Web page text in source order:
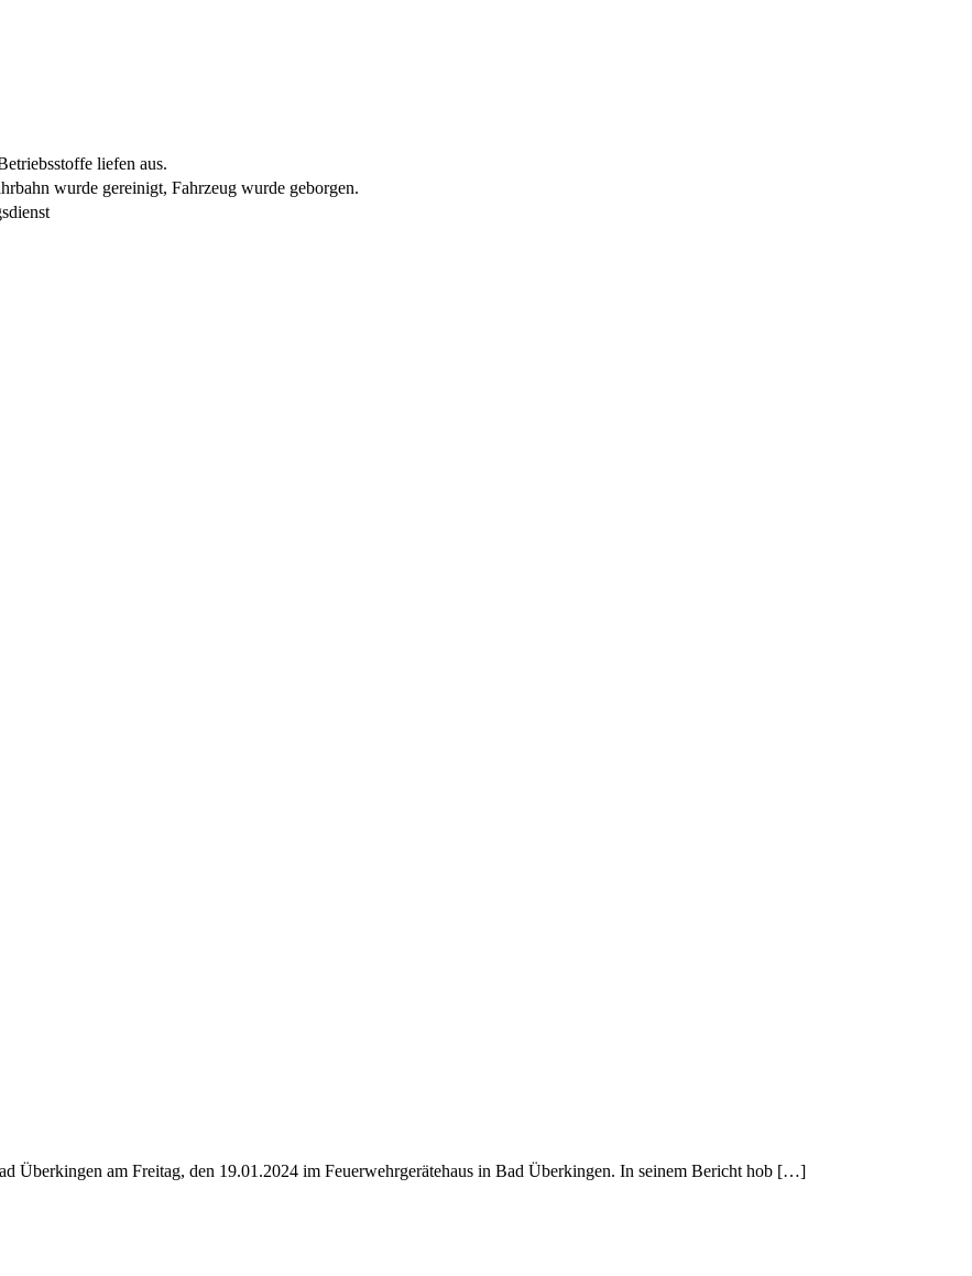
liefen aus.
wurde gereinigt, Fahrzeug wurde geborgen.
Überkingen am Freitag, den 19.01.2024 im Feuerwehrgerätehaus in Bad Überkingen. In seinem Bericht hob […]